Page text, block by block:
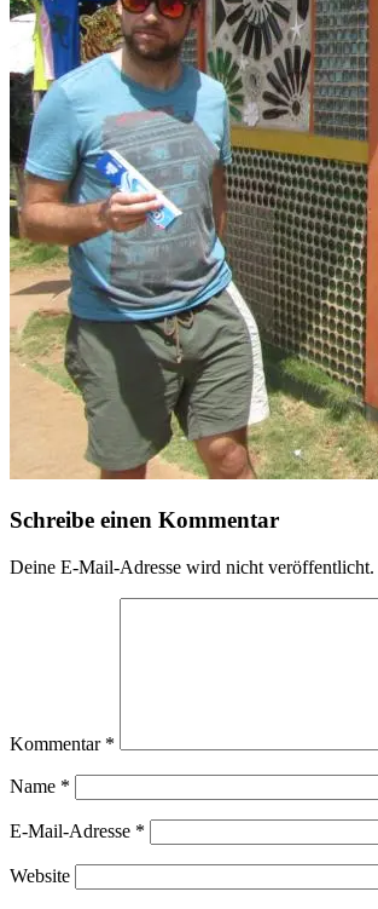
Schreibe einen Kommentar
Deine E-Mail-Adresse wird nicht veröffentlicht.
Kommentar *
Name *
E-Mail-Adresse *
Website